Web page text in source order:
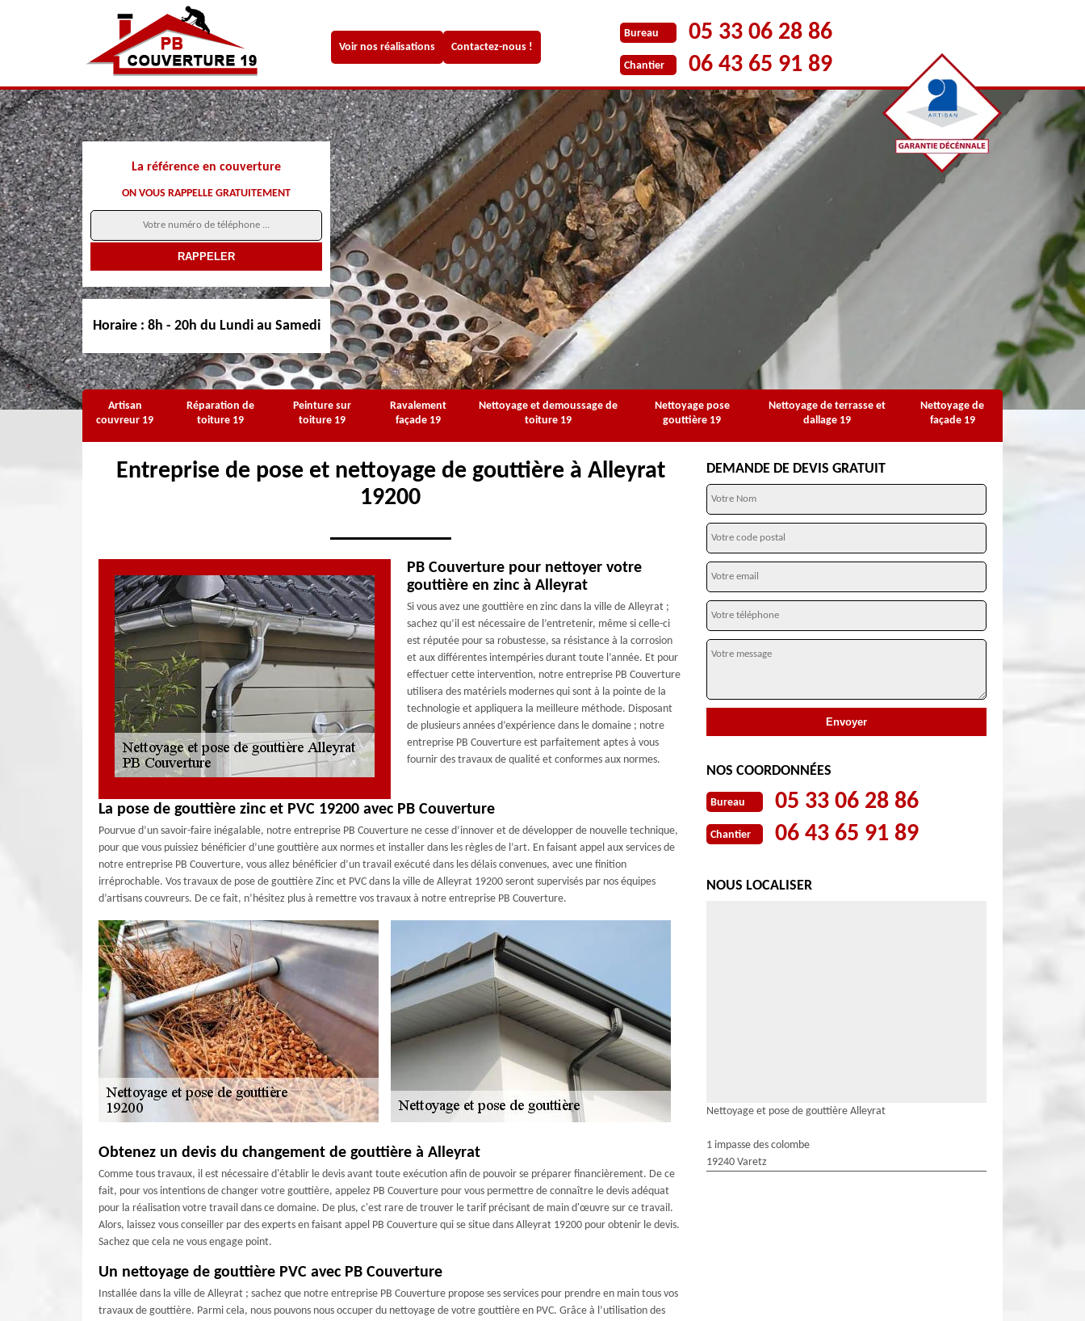
Voir nos réalisations Contactez-nous !
Bureau 05 33 06 28 86
Chantier 06 43 65 91 89
La référence en couverture
ON VOUS RAPPELLE GRATUITEMENT
Horaire : 8h - 20h du Lundi au Samedi
Artisan
couvreur 19
Réparation de
toiture 19
Peinture sur
toiture 19
Ravalement
façade 19
Nettoyage et demoussage de
toiture 19
Nettoyage pose
gouttière 19
Nettoyage de terrasse et
dallage 19
Nettoyage de
façade 19
Entreprise de pose et nettoyage de gouttière à Alleyrat
19200
PB Couverture pour nettoyer votre
gouttière en zinc à Alleyrat
Si vous avez une gouttière en zinc dans la ville de Alleyrat ;
sachez qu’il est nécessaire de l’entretenir, même si celle-ci
est réputée pour sa robustesse, sa résistance à la corrosion
et aux différentes intempéries durant toute l’année. Et pour
effectuer cette intervention, notre entreprise PB Couverture
utilisera des matériels modernes qui sont à la pointe de la
technologie et appliquera la meilleure méthode. Disposant
de plusieurs années d’expérience dans le domaine ; notre
entreprise PB Couverture est parfaitement aptes à vous
fournir des travaux de qualité et conformes aux normes.
La pose de gouttière zinc et PVC 19200 avec PB Couverture
Pourvue d’un savoir-faire inégalable, notre entreprise PB Couverture ne cesse d’innover et de développer de nouvelle technique,
pour que vous puissiez bénéficier d’une gouttière aux normes et installer dans les règles de l’art. En faisant appel aux services de
notre entreprise PB Couverture, vous allez bénéficier d’un travail exécuté dans les délais convenues, avec une finition
irréprochable. Vos travaux de pose de gouttière Zinc et PVC dans la ville de Alleyrat 19200 seront supervisés par nos équipes
d’artisans couvreurs. De ce fait, n’hésitez plus à remettre vos travaux à notre entreprise PB Couverture.
Obtenez un devis du changement de gouttière à Alleyrat
Comme tous travaux, il est nécessaire d'établir le devis avant toute exécution afin de pouvoir se préparer financièrement. De ce
fait, pour vos intentions de changer votre gouttière, appelez PB Couverture pour vous permettre de connaître le devis adéquat
pour la réalisation votre travail dans ce domaine. De plus, c'est rare de trouver le tarif précisant de main d'œuvre sur ce travail.
Alors, laissez vous conseiller par des experts en faisant appel PB Couverture qui se situe dans Alleyrat 19200 pour obtenir le devis.
Sachez que cela ne vous engage point.
Un nettoyage de gouttière PVC avec PB Couverture
Installée dans la ville de Alleyrat ; sachez que notre entreprise PB Couverture propose ses services pour prendre en main tous vos
travaux de gouttière. Parmi cela, nous pouvons nous occuper du nettoyage de votre gouttière en PVC. Grâce à l’utilisation des
DEMANDE DE DEVIS GRATUIT
NOS COORDONNÉES
Bureau 05 33 06 28 86
Chantier 06 43 65 91 89
NOUS LOCALISER
Nettoyage et pose de gouttière Alleyrat
1 impasse des colombe
19240 Varetz